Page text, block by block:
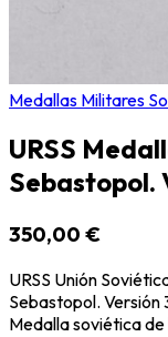
Medallas Militares
URSS
Sebastopol.
350,00 €
URSS Unión
Sebastopol. Versión
Medalla soviética